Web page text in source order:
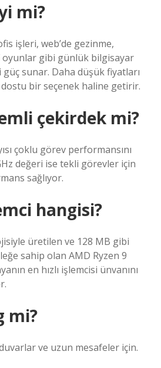
mi?
işleri, web’de gezinme,
oyunlar gibi günlük bilgisayar
güç sunar. Daha düşük fiyatları
bir seçenek haline getirir.
çekirdek mi?
çoklu görev performansını
değeri ise tekli görevler için
sağlıyor.
hangisi?
üretilen ve 128 MB gibi
sahip olan AMD Ryzen 9
en hızlı işlemcisi ünvanını
mi?
ve uzun mesafeler için.